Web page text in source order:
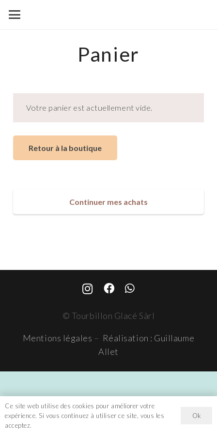
Panier
Votre panier est actuellement vide.
Retour à la boutique
Continuer mes achats
© Tourbillon Glacé Sàrl
Mentions légales – Réalisation : Guillaume
Allet
Ce site web utilise des cookies pour améliorer votre
expérience. Si vous continuez à utiliser ce site, vous les
acceptez.
Ok